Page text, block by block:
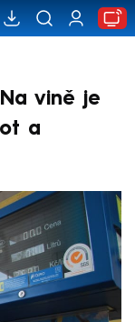
vině je
a